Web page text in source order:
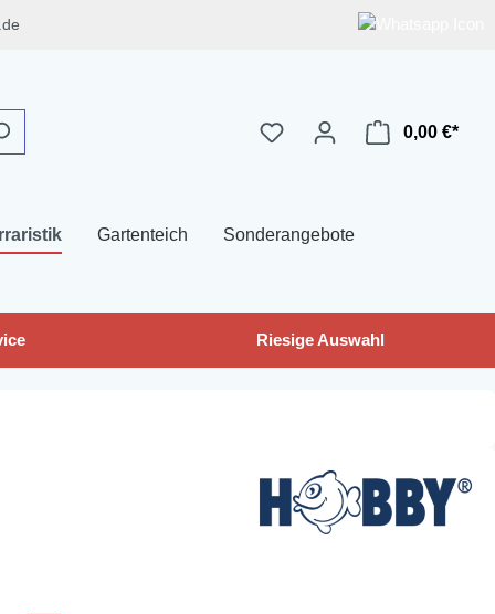
0,00 €*
Gartenteich Sonderangebote
Riesige Auswahl